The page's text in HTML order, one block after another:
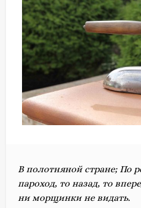
В полотняной стране; По
пароход, то назад, то
ниморщинки не видать.